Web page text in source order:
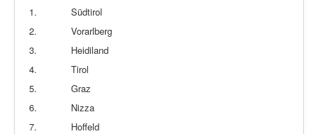
1.
Südtirol
2.
Vorarlberg
3.
Heidiland
4.
Tirol
5.
Graz
6.
Nizza
7.
Hoffeld